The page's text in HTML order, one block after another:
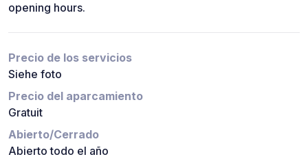
opening hours.
Precio de los servicios
Siehe foto
Precio del aparcamiento
Gratuit
Abierto/Cerrado
Abierto todo el año